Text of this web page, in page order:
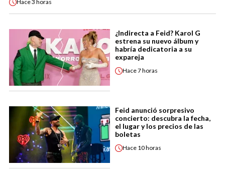
Hace3 horas
¿Indirecta a Feid? Karol G
estrena su nuevo álbum y
habría dedicatoria a su
expareja
Hace7 horas
Feid anunció sorpresivo
concierto: descubra la fecha,
el lugar y los precios de las
boletas
Hace 10 horas